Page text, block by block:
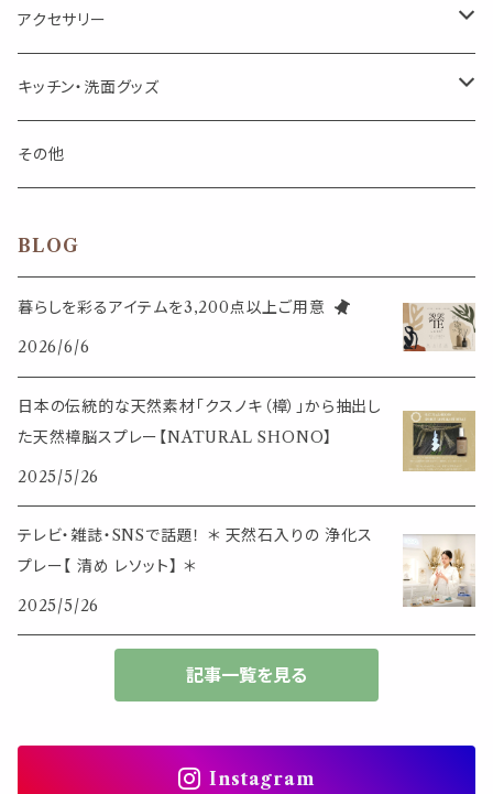
スクリュー容器
チューブ
スライドケース
サシェ・香り袋
アロマオイルウォーマー
アロマストーン
音楽・楽器
ミニサイズ
大きめサイズ
50個以上の大容量
ダブルクリップ・その他
ポストカード・メッセージカード
フック・マグネット・画鋲
ステッカー・マスキングテープ・付箋
筆記用具
キャンドル・お香
ウォールアイテム
フック・マグネット・画鋲
収納・小物トレー
スマホアイテム
生活アイテム
アクセサリー
ブローチ・ピンバッチ
ピアス
ブレスレット
その他
キッチン・洗面グッズ
カトラリー
その他
BLOG
暮らしを彩るアイテムを3,200点以上ご用意
2026/6/6
日本の伝統的な天然素材「クスノキ（樟）」から抽出し
た天然樟脳スプレー【NATURAL SHONO】
2025/5/26
テレビ・雑誌・SNSで話題！ ＊ 天然石入りの 浄化ス
プレー【 清め レソット】 ＊
2025/5/26
記事一覧を見る
Instagram